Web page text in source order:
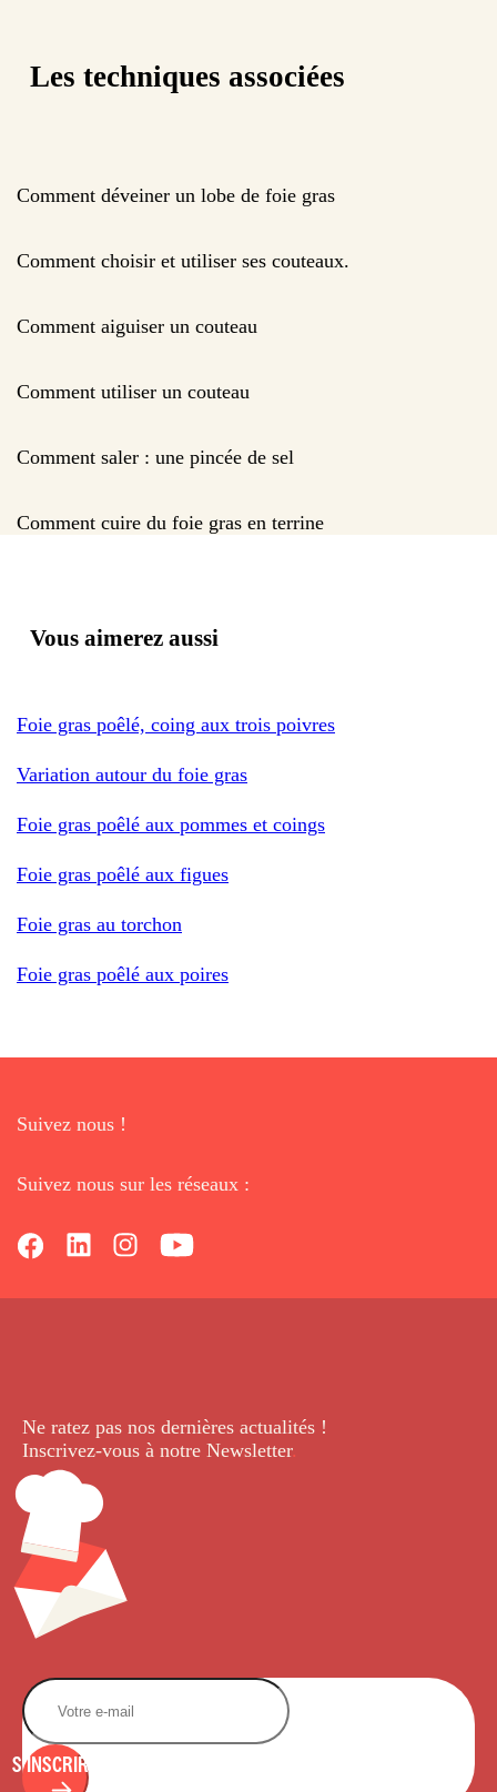
Les techniques associées
Comment déveiner un lobe de foie gras
Comment choisir et utiliser ses couteaux.
Comment aiguiser un couteau
Comment utiliser un couteau
Comment saler : une pincée de sel
Comment cuire du foie gras en terrine
Vous aimerez aussi
Foie gras poêlé, coing aux trois poivres
Variation autour du foie gras
Foie gras poêlé aux pommes et coings
Foie gras poêlé aux figues
Foie gras au torchon
Foie gras poêlé aux poires
Suivez nous !
Suivez nous sur les réseaux :
Ne ratez pas nos dernières actualités !
Inscrivez-vous à notre Newsletter.
S'INSCRIRE